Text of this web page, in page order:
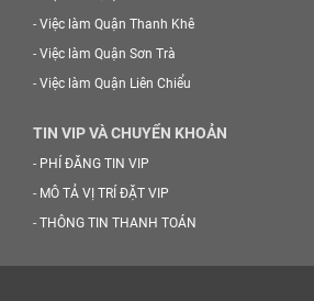
- Việc làm Quận Thanh Khê
- Việc làm Quận Sơn Trà
- Việc làm Quận Liên Chiểu
TIN VIP VÀ CHUYỂN KHOẢN
- PHÍ ĐĂNG TIN VIP
- MÔ TẢ VỊ TRÍ ĐẶT VIP
- THÔNG TIN THANH TOÁN